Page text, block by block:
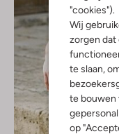
"cookies").
Wij
zorgen dat
te slaan,
te bouwen
op